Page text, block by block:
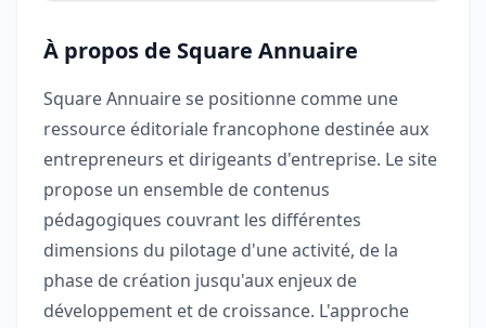
À propos de Square Annuaire
Square Annuaire se positionne comme une
ressource éditoriale francophone destinée aux
entrepreneurs et dirigeants d'entreprise. Le site
propose un ensemble de contenus
pédagogiques couvrant les différentes
dimensions du pilotage d'une activité, de la
phase de création jusqu'aux enjeux de
développement et de croissance. L'approche